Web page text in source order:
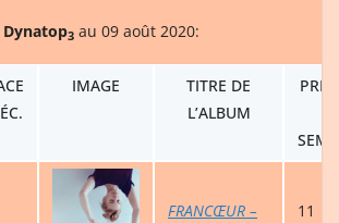
Dynatop3 au 09 août 2020:
IMAGE
TITRE DE
L’ALBUM
FRANCŒUR –
11